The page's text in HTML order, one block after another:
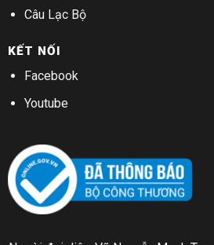
Câu Lạc Bộ
KẾT NỐI
Facebook
Youtube